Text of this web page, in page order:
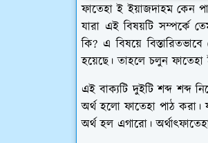
ফাতেহা ই ইয়াজদাহম কেন
যারা এই বিষয়টি সম্পর্কে
কি? এ বিষয়ে
হয়েছে। তাহলে চলুন
এই বাক্যটি দুইটি শব্দ শব্দ
অর্থ হলো ফাতেহা পাঠ
অর্থ হল এগারো।